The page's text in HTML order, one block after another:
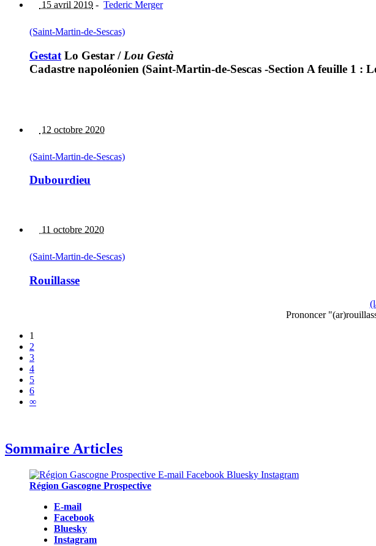
15 avril 2019 - Tederic Merger
(Saint-Martin-de-Sescas)
Gestat Lo Gestar / Lou Gestà
Cadastre napoléonien (Saint-Martin-de-Sescas -Section A feuille 1 :
12 octobre 2020
(Saint-Martin-de-Sescas)
Dubourdieu
11 octobre 2020
(Saint-Martin-de-Sescas)
Rouillasse
Prononcer
1
2
3
4
5
6
∞
Sommaire Articles
Région Gascogne Prospective
E-mail
Facebook
Bluesky
Instagram